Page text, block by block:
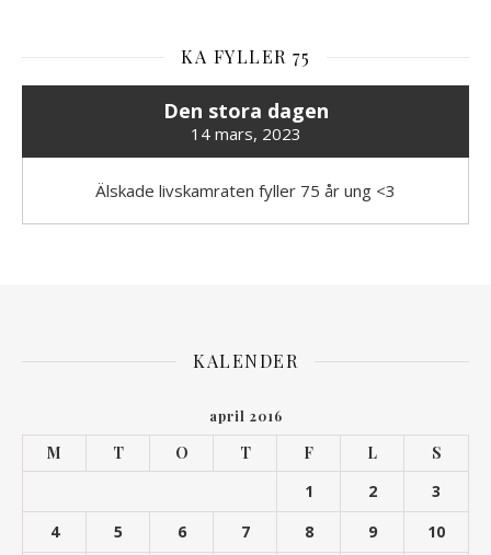
KA FYLLER 75
Den stora dagen
14 mars, 2023
Älskade livskamraten fyller 75 år ung <3
KALENDER
april 2016
M T O T F L
S
1
2
3
4
5 6 7 8 9 10